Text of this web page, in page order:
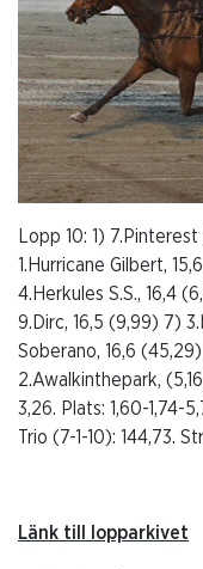
Lopp 10: 1)
1.Hurricane Gilbert,
4.Herkules S.S., 16,4
9.Dirc, 16,5 (9,99) 7)
Soberano, 16,6
2.Awalkinthepark,
3,26. Plats: 1,60-1,74-
Trio (7-1-10): 144,73.
Länk till lopparkivet